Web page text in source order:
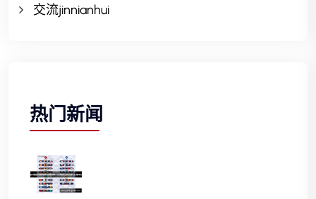
交流jinnianhui
热门新闻